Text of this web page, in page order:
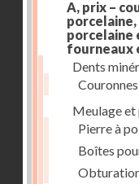
A, prix –
porcelaine
fourneaux
Dents
Meulage et
Pierre à
Boîtes